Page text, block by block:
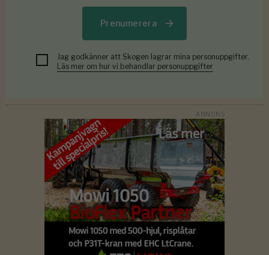
Prenumerera
Jag godkänner att Skogen lagrar mina personuppgifter.
Läs mer om hur vi behandlar personuppgifter